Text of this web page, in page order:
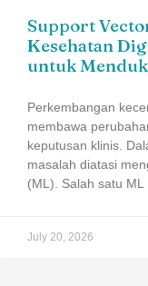
Support
Kesehatan
untuk
Perkembangan
membawa
keputusan klinis.
masalah diatasi
(ML). Salah satu ML
July 20, 2026